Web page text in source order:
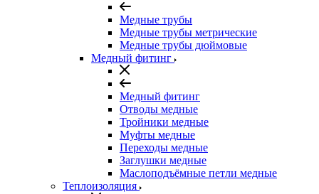
Медные трубы
Медные трубы метрические
Медные трубы дюймовые
Медный фитинг
Медный фитинг
Отводы медные
Тройники медные
Муфты медные
Переходы медные
Заглушки медные
Маслоподъёмные петли медные
Теплоизоляция